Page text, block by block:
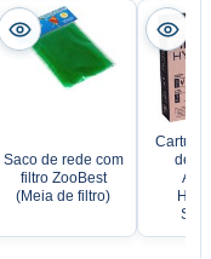
Saco de rede com
filtro ZooBest
(Meia de filtro)
de